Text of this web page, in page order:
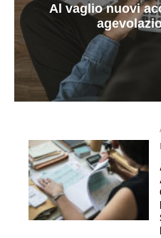
Al vaglio nuovi